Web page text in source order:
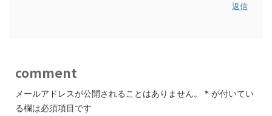
返信
comment
メールアドレスが公開されることはありません。 * が付いてい
る欄は必須項目です